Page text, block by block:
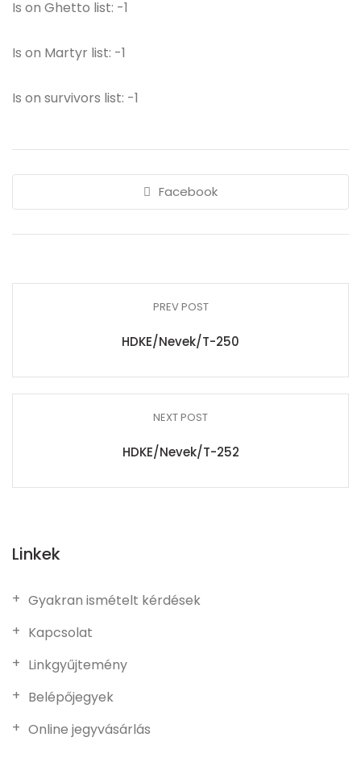
Is on Ghetto list: -1
Is on Martyr list: -1
Is on survivors list: -1
Facebook
PREV POST
HDKE/Nevek/T-250
NEXT POST
HDKE/Nevek/T-252
Linkek
Gyakran ismételt kérdések
Kapcsolat
Linkgyűjtemény
Belépőjegyek
Online jegyvásárlás